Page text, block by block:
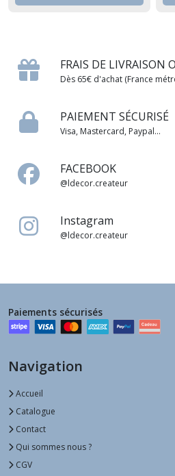
FRAIS DE LIVRAISON
Dès 65€ d'achat (France
PAIEMENT SÉCURISÉ
Visa, Mastercard, Paypal...
FACEBOOK
@ldecor.createur
Instagram
@ldecor.createur
Paiements sécurisés
Navigation
Accueil
Catalogue
Contact
Qui sommes nous ?
CGV